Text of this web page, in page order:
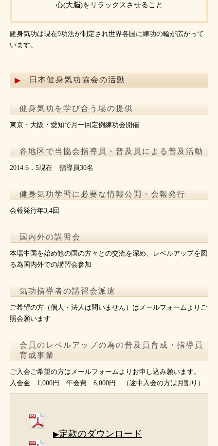
心(大脳)をリラックスさせること
健身気功は現在9功法が制定され世界各国に練功の輪が広がって
います。
日本健身気功協会の活動
健身気功を学び合う場の提供
東京・大阪・愛知で月一回定例練功会開催
各地区で当協会指導員・普及員による普及活動
2014.6．5現在 指導員30名
健身気功学習に必要な情報公開・会報発行
会報発行年3,4回
国内外の講習会
本場中国を始め他の国の方々との交流を深め、レベルアップを図
る為国内外での講習会参加
気功指導者の講習会派遣
ご希望の方（個人・法人は問いません）はメールフォームよりご
照会願います
会員のレベルアップの為の普及員育成・指導員
育成事業
ご入会ご希望の方はメールフォームよりお申し込み願います。
入会金 1,000円 年会費 6,000円 （途中入会の方は月割り）
▶定款のダウンロード